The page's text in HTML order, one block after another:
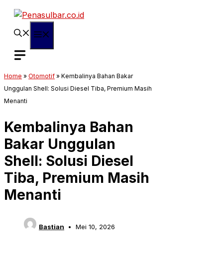
Langsung
Home » Otomotif » Kembalinya Bahan Bakar
Unggulan Shell: Solusi Diesel Tiba, Premium Masih
Menanti
Kembalinya Bahan
Bakar Unggulan
Shell: Solusi Diesel
Tiba, Premium Masih
Menanti
Bastian Mei 10, 2026